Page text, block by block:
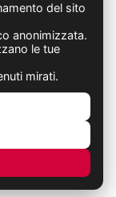
del sito
anonimizzata.
le tue
mirati.